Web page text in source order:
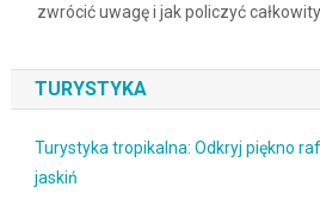
zwrócić uwagę i jak policzyć
TURYSTYKA
Turystyka tropikalna: Odkryj piękno
jaskiń